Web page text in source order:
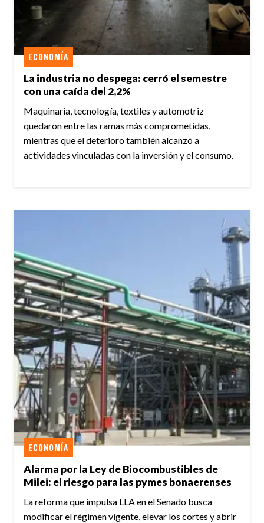
La industria no despega: cerró el semestre
con una caída del 2,2%
ECONOMÍA
Maquinaria, tecnología, textiles y automotriz
quedaron entre las ramas más comprometidas,
mientras que el deterioro también alcanzó a
actividades vinculadas con la inversión y el consumo.
Alarma por la Ley de Biocombustibles de
Milei: el riesgo para las pymes bonaerenses
ECONOMÍA
La reforma que impulsa LLA en el Senado busca
modificar el régimen vigente, elevar los cortes y abrir